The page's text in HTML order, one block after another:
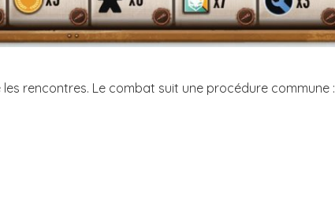
rencontres. Le combat suit une procédure commune :